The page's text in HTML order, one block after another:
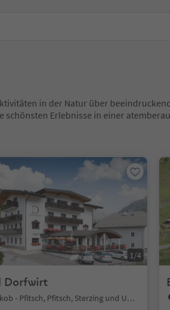
in der Natur über
Erlebnisse in einer
1/4
Dorfwirt
St. Jakob - Pfitsch, Pfitsch, Sterzing und Umgebung